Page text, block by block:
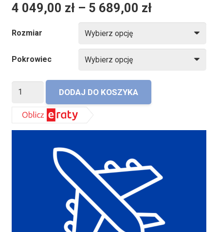
4 049,00 zł – 5 689,00 zł
Rozmiar
Pokrowiec
ilość
Janpol
Intenso
DODAJ DO KOSZYKA